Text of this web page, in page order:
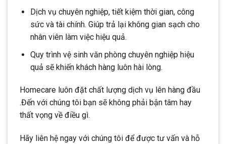
Dịch vụ chuyên nghiệp, tiết kiệm thời gian, công
sức và tài chính. Giúp trả lại không gian sạch cho
nhân viên làm việc hiệu quả.
Quy trình vệ sinh văn phòng chuyên nghiệp hiệu
quả sẽ khiến khách hàng luôn hài lòng.
Homecare luôn đặt chất lượng dịch vụ lên hàng đầu
.Đến với chúng tôi bạn sẽ không phải bận tâm hay
thất vọng về điều gì.
Hãy liên hệ ngay với chúng tôi để được tư vấn và hỗ